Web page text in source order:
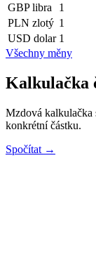
GBP libra 1
PLN zlotý 1
USD dolar 1
Všechny měny
Kalkulačka
Mzdová kalkulačka
konkrétní částku.
Spočítat →